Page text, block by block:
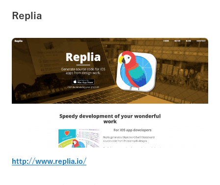
Replia
http://www.replia.io/